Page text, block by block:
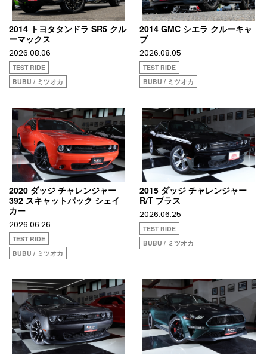
2014 トヨタタンドラ SR5 クル
ーマックス
2026.08.06
TEST RIDE
BUBU / ミツオカ
2014 GMC シエラ クルーキャ
ブ
2026.08.05
TEST RIDE
BUBU / ミツオカ
2020 ダッジ チャレンジャー
392 スキャットパック シェイ
カー
2026.06.26
TEST RIDE
BUBU / ミツオカ
2015 ダッジ チャレンジャー
R/T プラス
2026.06.25
TEST RIDE
BUBU / ミツオカ